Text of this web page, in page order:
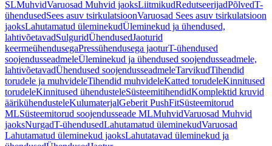
SLMuhvidVaruosad Muhvid jaoksLiitmikudRedutseerijadPõlvedT-
ühendusedSees asuv tsirkulatsioonVaruosad Sees asuv tsirkulatsioon
jaoksLahutamatud üleminekudÜleminekud ja ühendused,
lahtivõetavadSulguridÜhendusedJaoturid
keermeühendusegaPressühendusega jaoturT-ühendused
soojendusseadmeleÜleminekud ja ühendused soojendusseadmele,
lahtivõetavadÜhendused soojendusseadmeleTarvikudTihendid
torudele ja muhvideleTihendid muhvideleKatted torudeleKinnitused
torudeleKinnitused ühendusteleSüsteemitihendidKomplektid kruvid
äärikühendusteleKulumaterjalGeberit PushFitSüsteemitorud
MLSüsteemitorud soojendusseade MLMuhvidVaruosad Muhvid
jaoksNurgadT-ühendusedLahutamatud üleminekudVaruosad
Lahutamatud üleminekud jaoksLahutatavad üleminekud ja